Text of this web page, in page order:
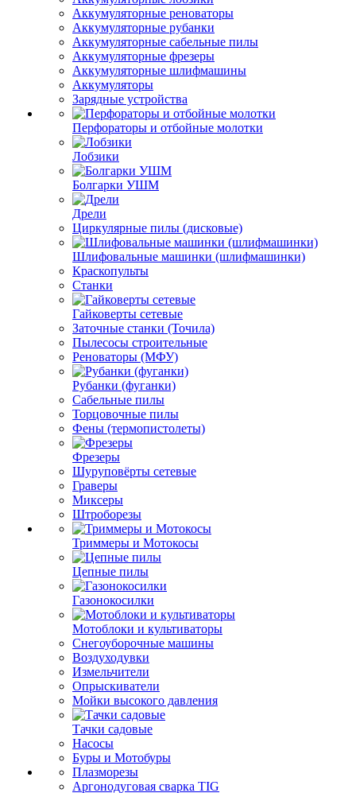
Аккумуляторные реноваторы
Аккумуляторные рубанки
Аккумуляторные сабельные пилы
Аккумуляторные фрезеры
Аккумуляторные шлифмашины
Аккумуляторы
Зарядные устройства
Перфораторы и отбойные молотки
Лобзики
Болгарки УШМ
Дрели
Циркулярные пилы (дисковые)
Шлифовальные машинки (шлифмашинки)
Краскопульты
Станки
Гайковерты сетевые
Заточные станки (Точила)
Пылесосы строительные
Реноваторы (МФУ)
Рубанки (фуганки)
Сабельные пилы
Торцовочные пилы
Фены (термопистолеты)
Фрезеры
Шуруповёрты сетевые
Граверы
Миксеры
Штроборезы
Триммеры и Мотокосы
Цепные пилы
Газонокосилки
Мотоблоки и культиваторы
Снегоуборочные машины
Воздуходувки
Измельчители
Опрыскиватели
Мойки высокого давления
Тачки садовые
Насосы
Буры и Мотобуры
Плазморезы
Аргонодуговая сварка TIG